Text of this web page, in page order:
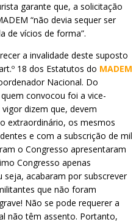
garante que, a solicitação
“não devia sequer ser
de vícios de forma”.
a invalidade deste suposto
18 dos Estatutos do MADEM
Nacional. Do
convocou foi a vice-
dizem que, devem
extraordinário, os mesmos
e com a subscrição de mil
o Congresso apresentaram
Congresso apenas
seja, acabaram por subscrever
que não foram
Não se pode requerer a
não têm assento. Portanto,